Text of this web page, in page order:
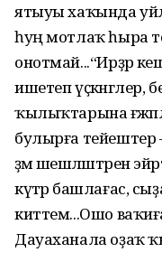
ятыуы хаҡында
һуң мотлаҡ һыра
онотмай...“Ирҙәр
ишетеп үҫкәнгәлер,
ҡылыҡтарына
булырға тейештер
әҙәм шешәләштәрен
күтәрә башлағас,
киттем...Ошо
Дауаханала оҙаҡ